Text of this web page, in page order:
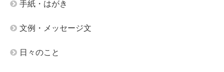
手紙・はがき
文例・メッセージ文
日々のこと